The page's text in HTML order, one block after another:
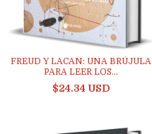
FREUD Y LACAN: UNA BRÚJULA
PARA LEER LOS...
$24.34 USD